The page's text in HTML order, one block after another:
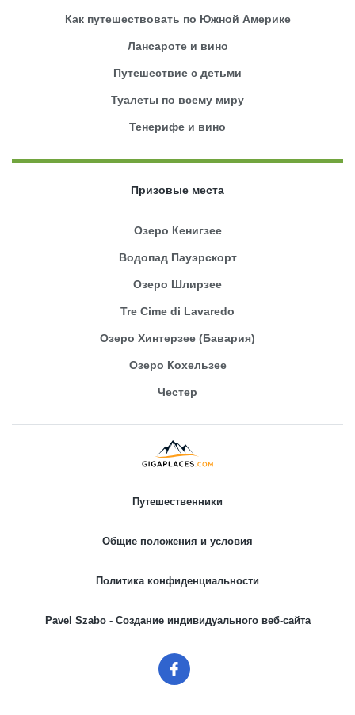
Как путешествовать по Южной Америке
Лансароте и вино
Путешествие с детьми
Туалеты по всему миру
Тенерифе и вино
Призовые места
Озеро Кенигзее
Водопад Пауэрскорт
Озеро Шлирзее
Tre Cime di Lavaredo
Озеро Хинтерзее (Бавария)
Озеро Кохельзее
Честер
Путешественники
Общие положения и условия
Политика конфиденциальности
Pavel Szabo - Создание индивидуального веб-сайта